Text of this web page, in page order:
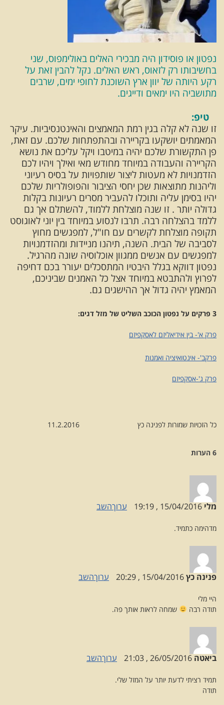
נפטון או פוסידון היה מבכירי האלים באולימפוס, שני
בחשיבותו רק לזאוס, ראש האלים. נקל להבין זאת על
רקע היותה של יוון ארץ השוכנת לחופי ימים, שרבים
מתושביה היו ימאים ודייגים.
טיפ:
זו שנה לא קלה בגין רמת המאמצים והאינטנסיביות. עיקר
המאמתים יושקעו בקריירה ובהתפתחות שלכם. עם זאת,
פן התקשורת שלכם יהיה במיטבו ויקל עליכם את נושא
הקריירה והעבודה במיוחד מחודש מאי ואילך ויהיו לכם
הזדמנויות לא מעטות ליצור שותפויות על בסיס רעיוני
וליהנות מתוצאות שכן יחסי הציבור והפופולריות שלכם
יהיו בסימן עליה ותוכלו להעביר מסרים רעיונות בקלות
גדולה יותר . זו שנה מוצלחת ללמוד, להשתלם אך גם
ללמד בהצלחה רבה. תרבו לנסוע במיוחד בין יוני לאוגוסט
תקופה מוצלחת לקשרים עם חו"ל, למפגשים מחוץ
לסביבה של הבית. השנה, תיהנו מניידות ומהזדמנויות
למפגשים עם אנשים ממגוון אוכלוסיה שונה מהרגיל.
נפטון דווקא בגלל היבטיו המתסכלים יעורר בכם דחיפה
לפרוץ ולהתבטא במיוחד אצל כל האמנים שביניכם,
המאמץ יהיה גדול אך ההישגים גם.
3 פרקים על נפטון הכוכב השליט של מזל דגים:
פרק א'- בין אידיאליזם לאסקפיזם
פרקב'- אינטואיציה ואמנות
פרק ג'-אסקפיזם
כל הזכויות שמורות לפנינה כץ 11.2.2016
6 הערות
מלי ערוךהשב
מדהימה כתמיד.
פנינה כץ ערוךהשב
היי מלי
תודה רבה
שמחה לראות אותך פה.
ביאטה ערוךהשב
תמיד רציתי לדעת יותר על המזל שלי.
תודה